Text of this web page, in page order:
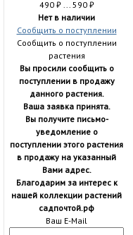
490 ₽... 590 ₽
Нет в наличии
Сообщить о поступлении
Сообщить о поступлении
растения
Вы просили сообщить о
поступлении в продажу
данного растения.
Ваша заявка принята.
Вы получите письмо-
уведомление о
поступлении этого растения
в продажу на указанный
Вами адрес.
Благодарим за интерес к
нашей коллекции растений
садпочтой.рф
Ваш E-Mail